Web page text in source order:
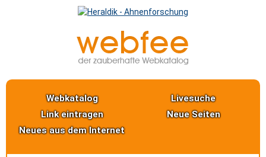
Webkatalog
Livesuche
Link eintragen
Neue Seiten
Neues aus dem Internet